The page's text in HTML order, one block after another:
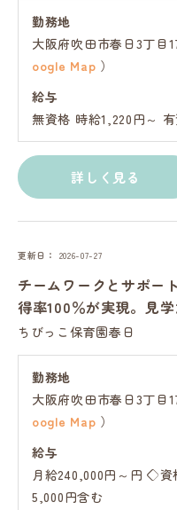
勤務地
大阪府吹田市春日3丁目
oogle Map ）
給与
無資格 時給1,220円～
詳しく見る
更新日 2026-07-27
チームワークとサポー
得率100％が実現。見
ちびっこ保育園春日
勤務地
大阪府吹田市春日3丁目
oogle Map ）
給与
月給240,000円～円 ◇資
5,000円含む